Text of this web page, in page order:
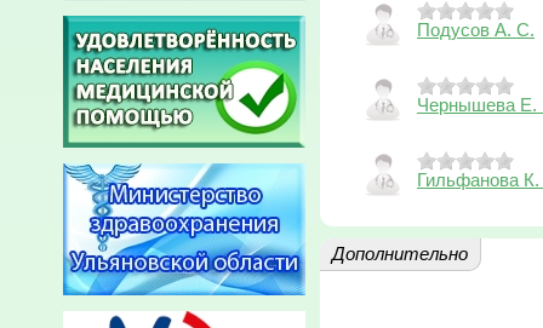
Подусов А. С.
Чернышева Е.
Гильфанова
Дополнительно